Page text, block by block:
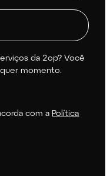
da 2op? Você
momento.
com aPolítica